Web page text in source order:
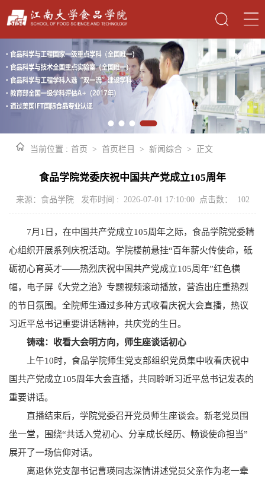
当前位置 : 首页 > 首页栏目 > 新闻综合 > 正文
食品学院党委庆祝中国共产党成立105周年
来源：食品学院 发布时间 : 2026-07-01 17:10:00 点击数： 102
7月1日，在中国共产党成立105周年之际，食品学院党委精
心组织开展系列庆祝活动。学院楼前悬挂“百年薪火传使命，砥
砺初心育英才——热烈庆祝中国共产党成立105周年”红色横
幅，电子屏《大党之治》专题视频滚动播放，营造出庄重热烈
的节日氛围。全院师生通过多种方式收看庆祝大会直播，热议
习近平总书记重要讲话精神，共庆党的生日。
铸魂：收看大会明方向，师生座谈话初心
上午10时，食品学院师生党支部组织党员集中收看庆祝中
国共产党成立105周年大会直播，共同聆听习近平总书记发表的
重要讲话。
直播结束后，学院党委召开党员师生座谈会。新老党员围
坐一堂，围绕“共话入党初心、分享成长经历、畅谈使命担当”
展开了一场信仰对话。
离退休党支部书记曹瑛同志深情讲述党员父亲作为老一辈